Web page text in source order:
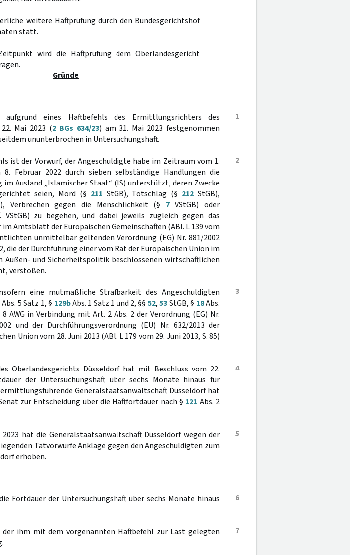
weitere Haftprüfung durch den Bundesgerichtshof
statt.
wird die Haftprüfung dem Oberlandesgericht
Gründe
1
eines Haftbefehls des Ermittlungsrichters des
Mai 2023 (2 BGs 634/23) am 31. Mai 2023 festgenommen
ununterbrochen in Untersuchungshaft.
2
ist der Vorwurf, der Angeschuldigte habe im Zeitraum vom 1.
Februar 2022 durch sieben selbständige Handlungen die
Ausland „Islamischer Staat“ (IS) unterstützt, deren Zwecke
seien, Mord (§ 211 StGB), Totschlag (§ 212 StGB),
Verbrechen gegen die Menschlichkeit (§ 7VStGB) oder
zu begehen, und dabei jeweils zugleich gegen das
Amtsblatt der Europäischen Gemeinschaften (ABl. L 139 vom
unmittelbar geltenden Verordnung (EG) Nr. 881/2002
die der Durchführung einer vom Rat der Europäischen Union im
Außen- und Sicherheitspolitik beschlossenen wirtschaftlichen
verstoßen.
3
eine mutmaßliche Strafbarkeit des Angeschuldigten
Abs. 5 Satz 1, § 129bAbs. 1 Satz 1 und 2, §§ 52,53StGB, § 18Abs.
AWG in Verbindung mit Art. 2 Abs. 2 der Verordnung (EG) Nr.
und der Durchführungsverordnung (EU) Nr. 632/2013 der
Union vom 28. Juni 2013 (ABl. L 179 vom 29. Juni 2013, S. 85)
4
Oberlandesgerichts Düsseldorf hat mit Beschluss vom 22.
der Untersuchungshaft über sechs Monate hinaus für
Generalstaatsanwaltschaft Düsseldorf hat
zur Entscheidung über die Haftfortdauer nach § 121 Abs. 2
5
hat die Generalstaatsanwaltschaft Düsseldorf wegen der
Tatvorwürfe Anklage gegen den Angeschuldigten zum
erhoben.
6
Fortdauer der Untersuchungshaft über sechs Monate hinaus
7
der ihm mit dem vorgenannten Haftbefehl zur Last gelegten